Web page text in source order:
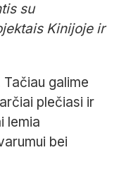
su
Kinijoje ir
galime
plečiasi ir
lemia
bei